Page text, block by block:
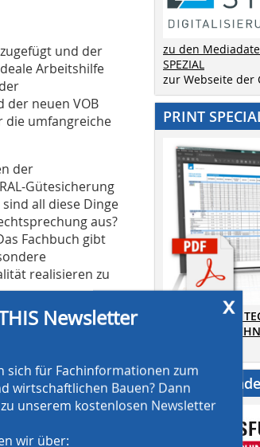
und der
Arbeitshilfe
der neuen VOB
die umfangreiche
der
Gütesicherung
all diese Dinge
aus?
Fachbuch gibt
realisieren zu
aktueller
Informationen
Begleiter bei
x
Newsletter
sich für Fachinformationen zum
wirtschaftlichen Bauen? Dann
unserem kostenlosen Newsletter
wir über:
zu den
SPEZIAL
zur Webseite der
PRINT
AT SCREENING
CRUSHING
Anbieter